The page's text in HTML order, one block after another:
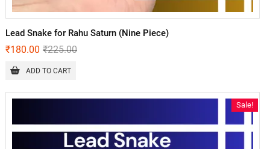
Lead Snake for Rahu Saturn (Nine Piece)
₹225.00
₹180.00
ADD TO CART
Sale!